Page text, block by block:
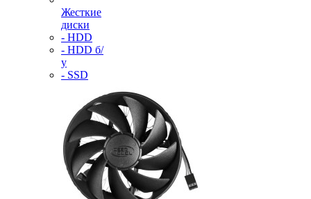
Жесткие
диски
- HDD
- HDD б/
у
- SSD